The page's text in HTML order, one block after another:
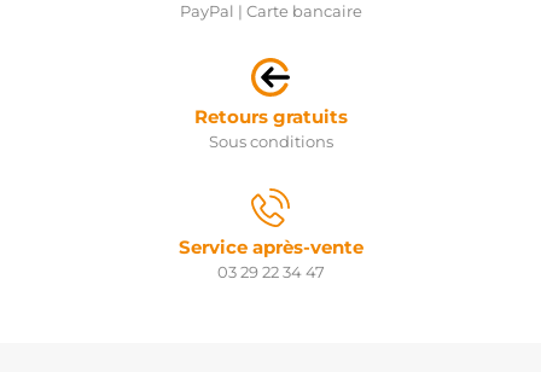
PayPal | Carte bancaire
Retours gratuits
Sous conditions
Service après-vente
03 29 22 34 47